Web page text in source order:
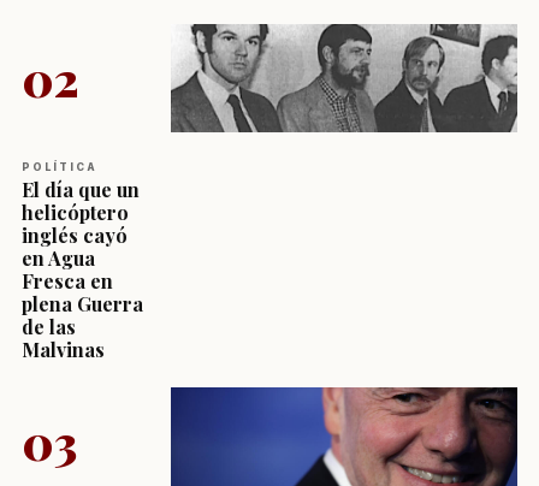
02
POLÍTICA
El día que un
helicóptero
inglés cayó
en Agua
Fresca en
plena Guerra
de las
Malvinas
03